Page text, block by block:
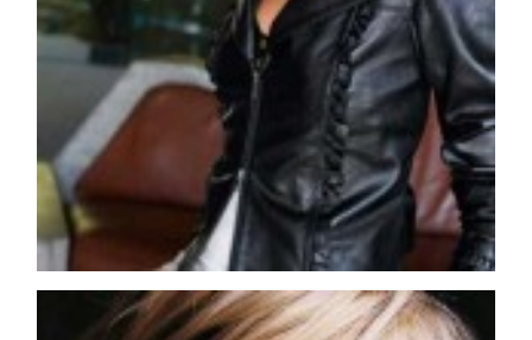
COSMOPROF WORLDWIDE BOLOGNA
Cosmprof Worldwide Bologna
presenta THE BEAUTY &
WELLNESS CONGRESS 2022: I
TEMI
DYSON
Dyson presenta la nuova collezione
pervinca e rosé per Natale
COTRIL
Continua la carrellata di look firmati
Cotril alla Festa del Cinema di Roma